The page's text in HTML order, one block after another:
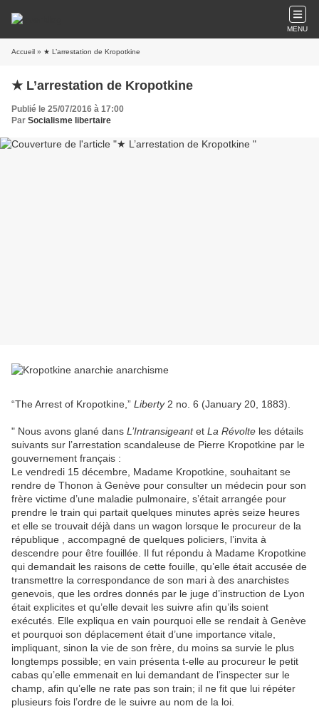
MENU
Accueil » ★ L’arrestation de Kropotkine
★ L’arrestation de Kropotkine
Publié le 25/07/2016 à 17:00
Par Socialisme libertaire
“The Arrest of Kropotkine,” Liberty2 no. 6 (January 20, 1883).
" Nous avons glané dans L’Intransigeantet La Révolte les détails
suivants sur l’arrestation scandaleuse de Pierre Kropotkine par le
gouvernement français :
Le vendredi 15 décembre, Madame Kropotkine, souhaitant se
rendre de Thonon à Genève pour consulter un médecin pour son
frère victime d’une maladie pulmonaire, s’était arrangée pour
prendre le train qui partait quelques minutes après seize heures
et elle se trouvait déjà dans un wagon lorsque le procureur de la
république , accompagné de quelques policiers, l’invita à
descendre pour être fouillée. Il fut répondu à Madame Kropotkine
qui demandait les raisons de cette fouille, qu’elle était accusée de
transmettre la correspondance de son mari à des anarchistes
genevois, que les ordres donnés par le juge d’instruction de Lyon
était explicites et qu’elle devait les suivre afin qu’ils soient
exécutés. Elle expliqua en vain pourquoi elle se rendait à Genève
et pourquoi son déplacement était d’une importance vitale,
impliquant, sinon la vie de son frère, du moins sa survie le plus
longtemps possible; en vain présenta t-elle au procureur le petit
cabas qu’elle emmenait en lui demandant de l’inspecter sur le
champ, afin qu’elle ne rate pas son train; il ne fit que lui répéter
plusieurs fois l’ordre de le suivre au nom de la loi.